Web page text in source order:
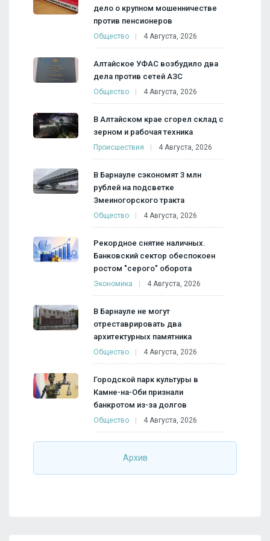
дело о крупном мошенничестве
против пенсионеров
Общество 4 Августа, 2026
Алтайское УФАС возбудило два
дела против сетей АЗС
Общество 4 Августа, 2026
В Алтайском крае сгорел склад с
зерном и рабочая техника
Происшествия 4 Августа, 2026
В Барнауле сэкономят 3 млн
рублей на подсветке
Змеиногорского тракта
Общество 4 Августа, 2026
Рекордное снятие наличных.
Банковский сектор обеспокоен
ростом "серого" оборота
Экономика 4 Августа, 2026
В Барнауле не могут
отреставрировать два
архитектурных памятника
Общество 4 Августа, 2026
Городской парк культуры в
Камне-на-Оби признали
банкротом из-за долгов
Общество 4 Августа, 2026
Архив